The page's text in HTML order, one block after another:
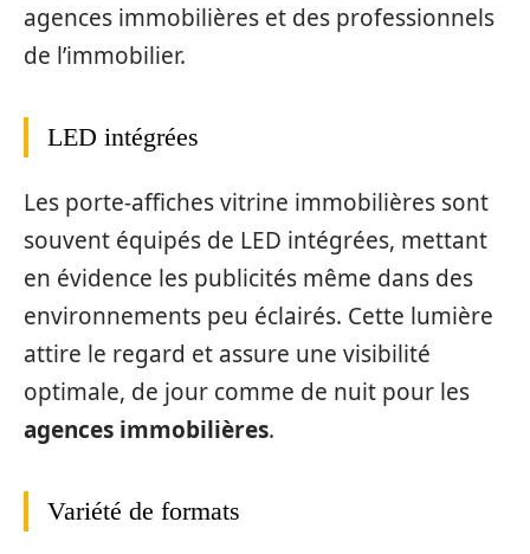
agences immobilières et des professionnels
de l’immobilier.
LED intégrées
Les porte-affiches vitrine immobilières sont
souvent équipés de LED intégrées, mettant
en évidence les publicités même dans des
environnements peu éclairés. Cette lumière
attire le regard et assure une visibilité
optimale, de jour comme de nuit pour les
agences immobilières.
Variété de formats